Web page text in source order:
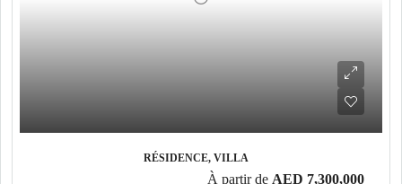
RÉSIDENCE, VILLA
À partir de AED 7,300,000